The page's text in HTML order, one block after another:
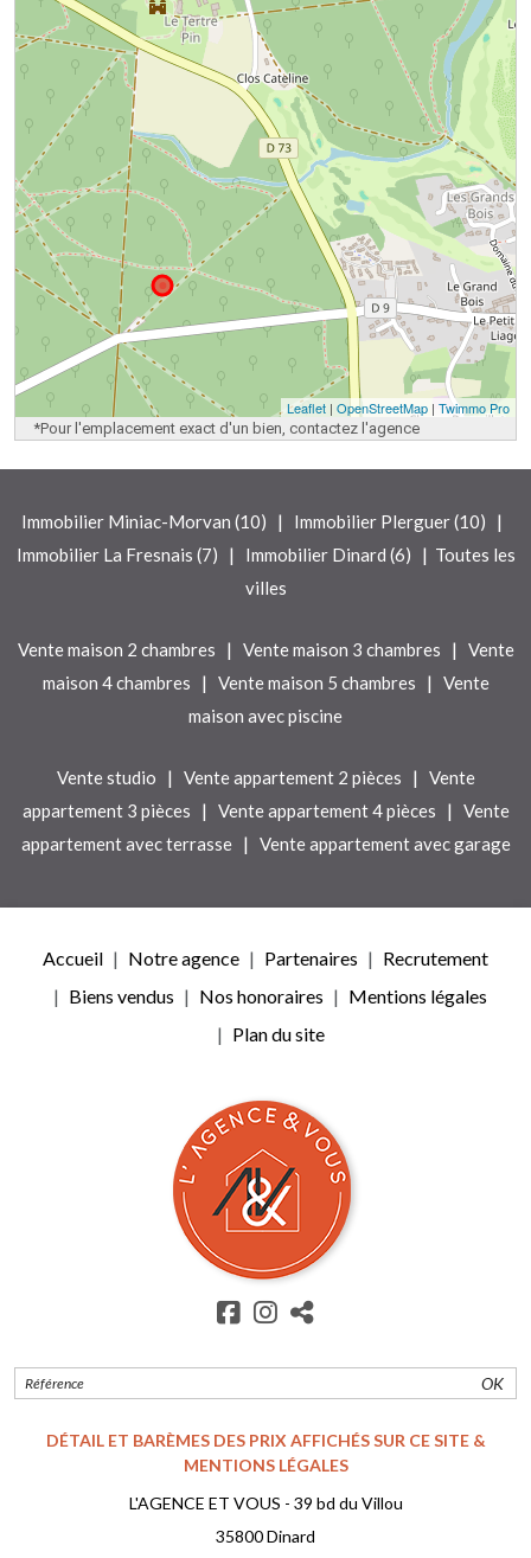
Leaflet | OpenStreetMap | Twimmo Pro
*Pour l'emplacement exact d'un bien, contactez l'agence
Immobilier Miniac-Morvan (10) | Immobilier Plerguer (10) |
Immobilier La Fresnais (7) | Immobilier Dinard (6) | Toutes les
villes
Vente maison 2 chambres | Vente maison 3 chambres | Vente
maison 4 chambres
| Vente maison 5 chambres | Vente
maison avec piscine
Vente studio | Vente appartement 2 pièces | Vente
appartement 3 pièces
| Vente appartement 4 pièces | Vente
appartement avec terrasse| Vente appartement avec garage
Accueil Notre agence Partenaires
Recrutement
Biens vendus
Nos honoraires
Mentions légales
Plan du site
OK
DÉTAIL ET BARÈMES DES PRIX AFFICHÉS SUR CE SITE &
MENTIONS LÉGALES
L'AGENCE ET VOUS - 39 bd du Villou
35800 Dinard